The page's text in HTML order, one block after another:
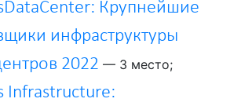
Крупнейшие
инфраструктуры
2022 — 3 место;
Infrastructure: